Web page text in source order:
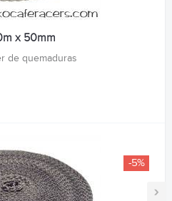
›
x 50mm
de quemaduras
-5%